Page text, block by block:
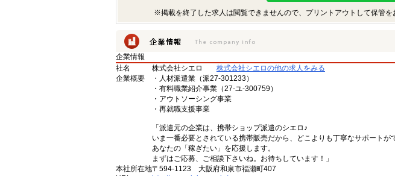
※掲載を終了した求人は閲覧できませんので、プリントアウトして保管を
企業情報
社名
株式会社シエロ
株式会社シエロの他の求人をみる
企業概要
・人材派遣業（派27-301233）
・有料職業紹介事業（27-ユ-300759）
・アウトソーシング事業
・再就職支援事業
「派遣元の企業は、携帯ショップ派遣のシエロ♪
いま一番必要とされている携帯販売だから、どこよりも丁寧なサポートが
あなたの「稼ぎたい」を応援します。
まずはご応募、ご相談下さいね。お待ちしています！」
本社所在地〒594-1123 大阪府和泉市福瀬町407